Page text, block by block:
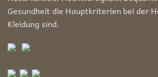
Gesundheit die Hauptkriterien bei der
Kleidung sind.